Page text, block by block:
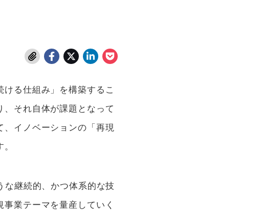
る仕組み」を構築するこ
それ自体が課題となって
、イノベーションの「再現
な継続的、かつ体系的な技
業テーマを量産していく